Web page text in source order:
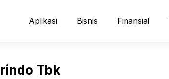
Aplikasi Bisnis Finansial
Tbk